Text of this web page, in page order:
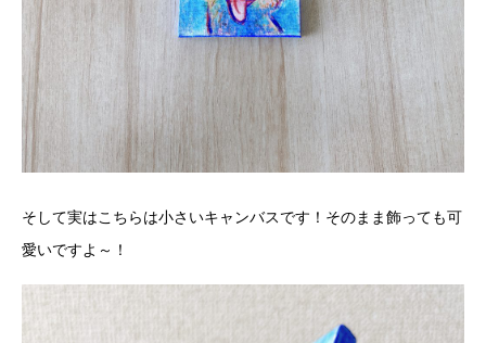
そして実はこちらは小さいキャンバスです！そのまま飾っても可
愛いですよ～！